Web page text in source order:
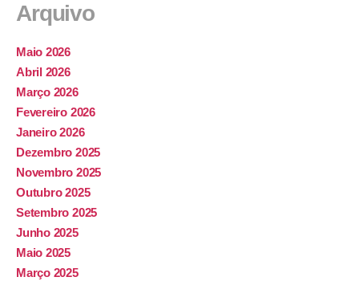
Arquivo
Maio 2026
Abril 2026
Março 2026
Fevereiro 2026
Janeiro 2026
Dezembro 2025
Novembro 2025
Outubro 2025
Setembro 2025
Junho 2025
Maio 2025
Março 2025